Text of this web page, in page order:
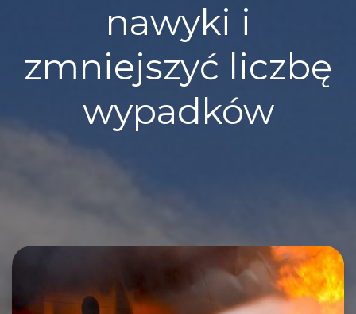
nawyki i
zmniejszyć liczbę
wypadków